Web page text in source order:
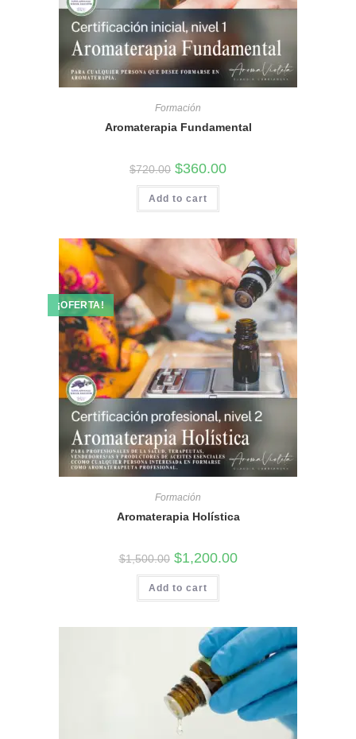
Formación
Aromaterapia Fundamental
$720.00 El
precio
original
era:
$720.00.
$360.00El
Add to cart
¡OFERTA!
Formación
Aromaterapia Holística
$1,500.00 El
precio
original
era:
$1,500.00.
$1,200.00El
precio
Add to cart